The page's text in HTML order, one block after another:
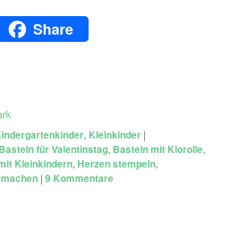
Share
, Kleinkinder |
Basteln für Valentinstag, Basteln mit Klorolle,
Kleinkindern,Herzen stempeln,
|9 Kommentare